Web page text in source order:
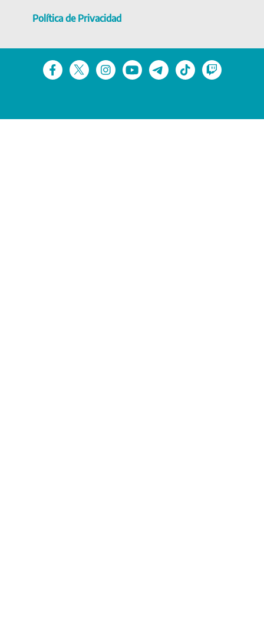
Política de Privacidad